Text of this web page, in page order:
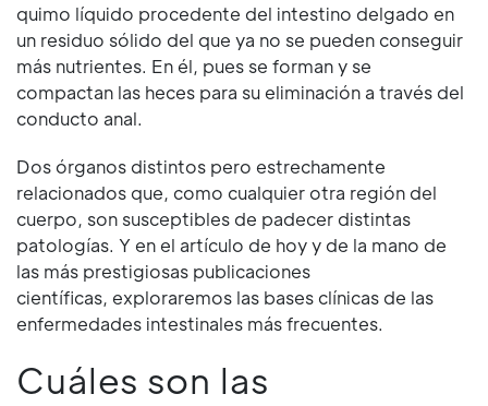
quimo líquido procedente del intestino delgado en
un residuo sólido del que ya no se pueden conseguir
más nutrientes. En él, pues se forman y se
compactan las heces para su eliminación a través del
conducto anal.
Dos órganos distintos pero estrechamente
relacionados que, como cualquier otra región del
cuerpo, son susceptibles de padecer distintas
patologías. Y en el artículo de hoy y de la mano de
las más prestigiosas publicaciones
científicas, exploraremos las bases clínicas de las
enfermedades intestinales más frecuentes.
Cuáles son las